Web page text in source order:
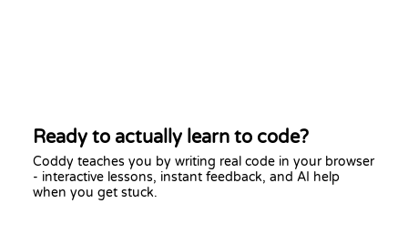
Ready to actually learn to code?
Coddy teaches you by writing real code in your browser
- interactive lessons, instant feedback, and AI help
when you get stuck.